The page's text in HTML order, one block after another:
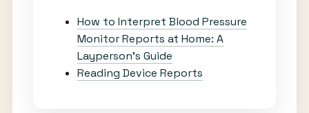
How to Interpret Blood Pressure
Monitor Reports at Home: A
Layperson’s Guide
Reading Device Reports